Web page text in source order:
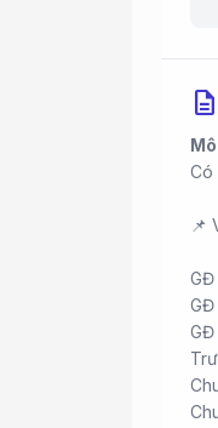
description
Có
📌
GĐ
GĐ
GĐ